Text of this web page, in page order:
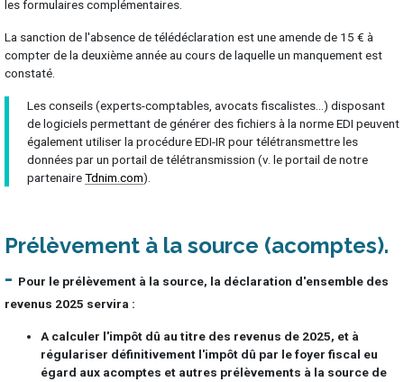
les formulaires complémentaires.
La sanction de l'absence de télédéclaration est une amende de 15 € à
compter de la deuxième année au cours de laquelle un manquement est
constaté.
Les conseils (experts-comptables, avocats fiscalistes...) disposant
de logiciels permettant de générer des fichiers à la norme EDI peuvent
également utiliser la procédure EDI-IR pour télétransmettre les
données par un portail de télétransmission (v. le portail de notre
partenaireTdnim.com).
Prélèvement à la source (acomptes)
Pour le prélèvement à la source, la déclaration d'ensemble des
revenus 2025 servira :
A calculer l'impôt dû au titre des revenus de 2025, et à
régulariser définitivement l'impôt dû par le foyer fiscal eu
égard aux acomptes et autres prélèvements à la source de